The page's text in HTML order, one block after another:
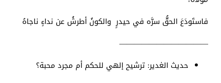
فاستَودَعَ الحقُّ سرَّه في حيدرٍ والكونُ أطرشُ عن نداءٍ ناجاهُ
————————————
حديث الغدير: ترشيح إلهي للحكم أم مجرد محبة؟